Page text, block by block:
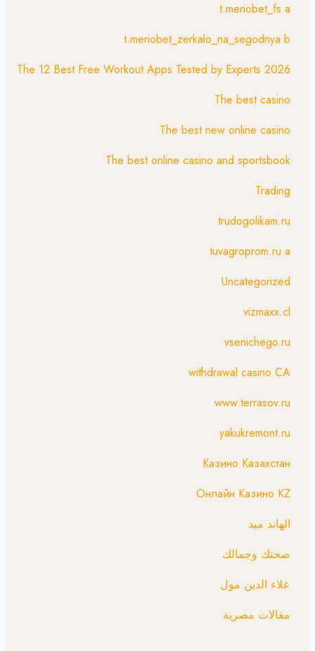
t.meriobet_fs a
t.meriobet_zerkalo_na_segodnya b
The 12 Best Free Workout Apps Tested by Experts 2026
The best casino
The best new online casino
The best online casino and sportsbook
Trading
trudogolikam.ru
tuvagroprom.ru a
Uncategorized
vizmaxx.cl
vsenichego.ru
withdrawal casino CA
www.terrasov.ru
yakukremont.ru
Казино Казахстан
Онлайн Казино KZ
الهاند ميد
صحتك وجمالك
علاء الدين مول
مقالات مصرية